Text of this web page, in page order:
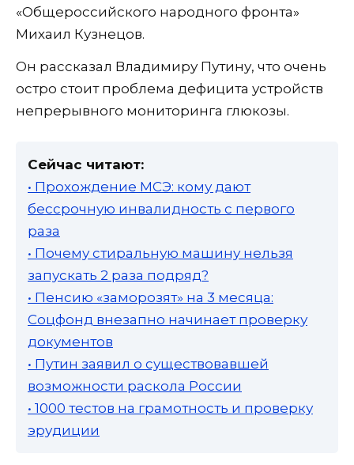
«Общероссийского народного фронта»
Михаил Кузнецов.
Он рассказал Владимиру Путину, что очень
остро стоит проблема дефицита устройств
непрерывного мониторинга глюкозы.
Сейчас читают:
• Прохождение МСЭ: кому дают
бессрочную инвалидность с первого
раза
• Почему стиральную машину нельзя
запускать 2 раза подряд?
• Пенсию «заморозят» на 3 месяца:
Соцфонд внезапно начинает проверку
документов
• Путин заявил о существовавшей
возможности раскола России
• 1000 тестов на грамотность и проверку
эрудиции